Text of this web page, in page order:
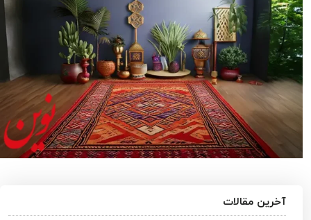
آخرین مقالات